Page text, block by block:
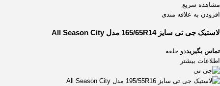
مشاهده سریع
افزودن به علاقه مندی
لاستیک جی تی سایز 165/65R14 مدل All Season City
تماس بگیریددو حلقه
اطلاعات بیشتر